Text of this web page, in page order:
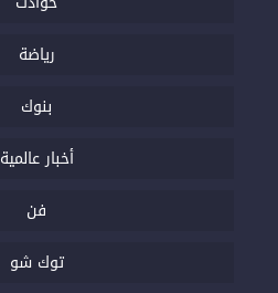
رياضة
بنوك
أخبار عالمية
فن
توك شو